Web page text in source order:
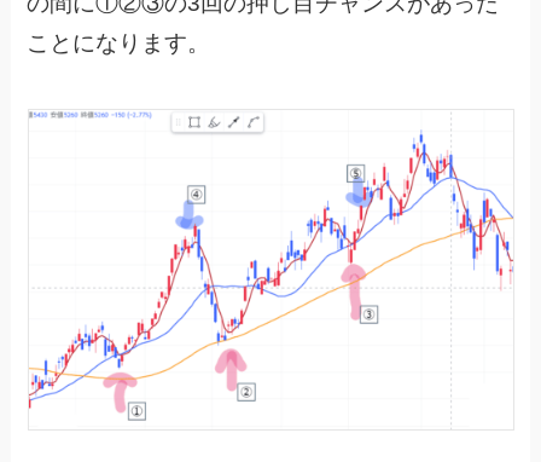
ことになります。